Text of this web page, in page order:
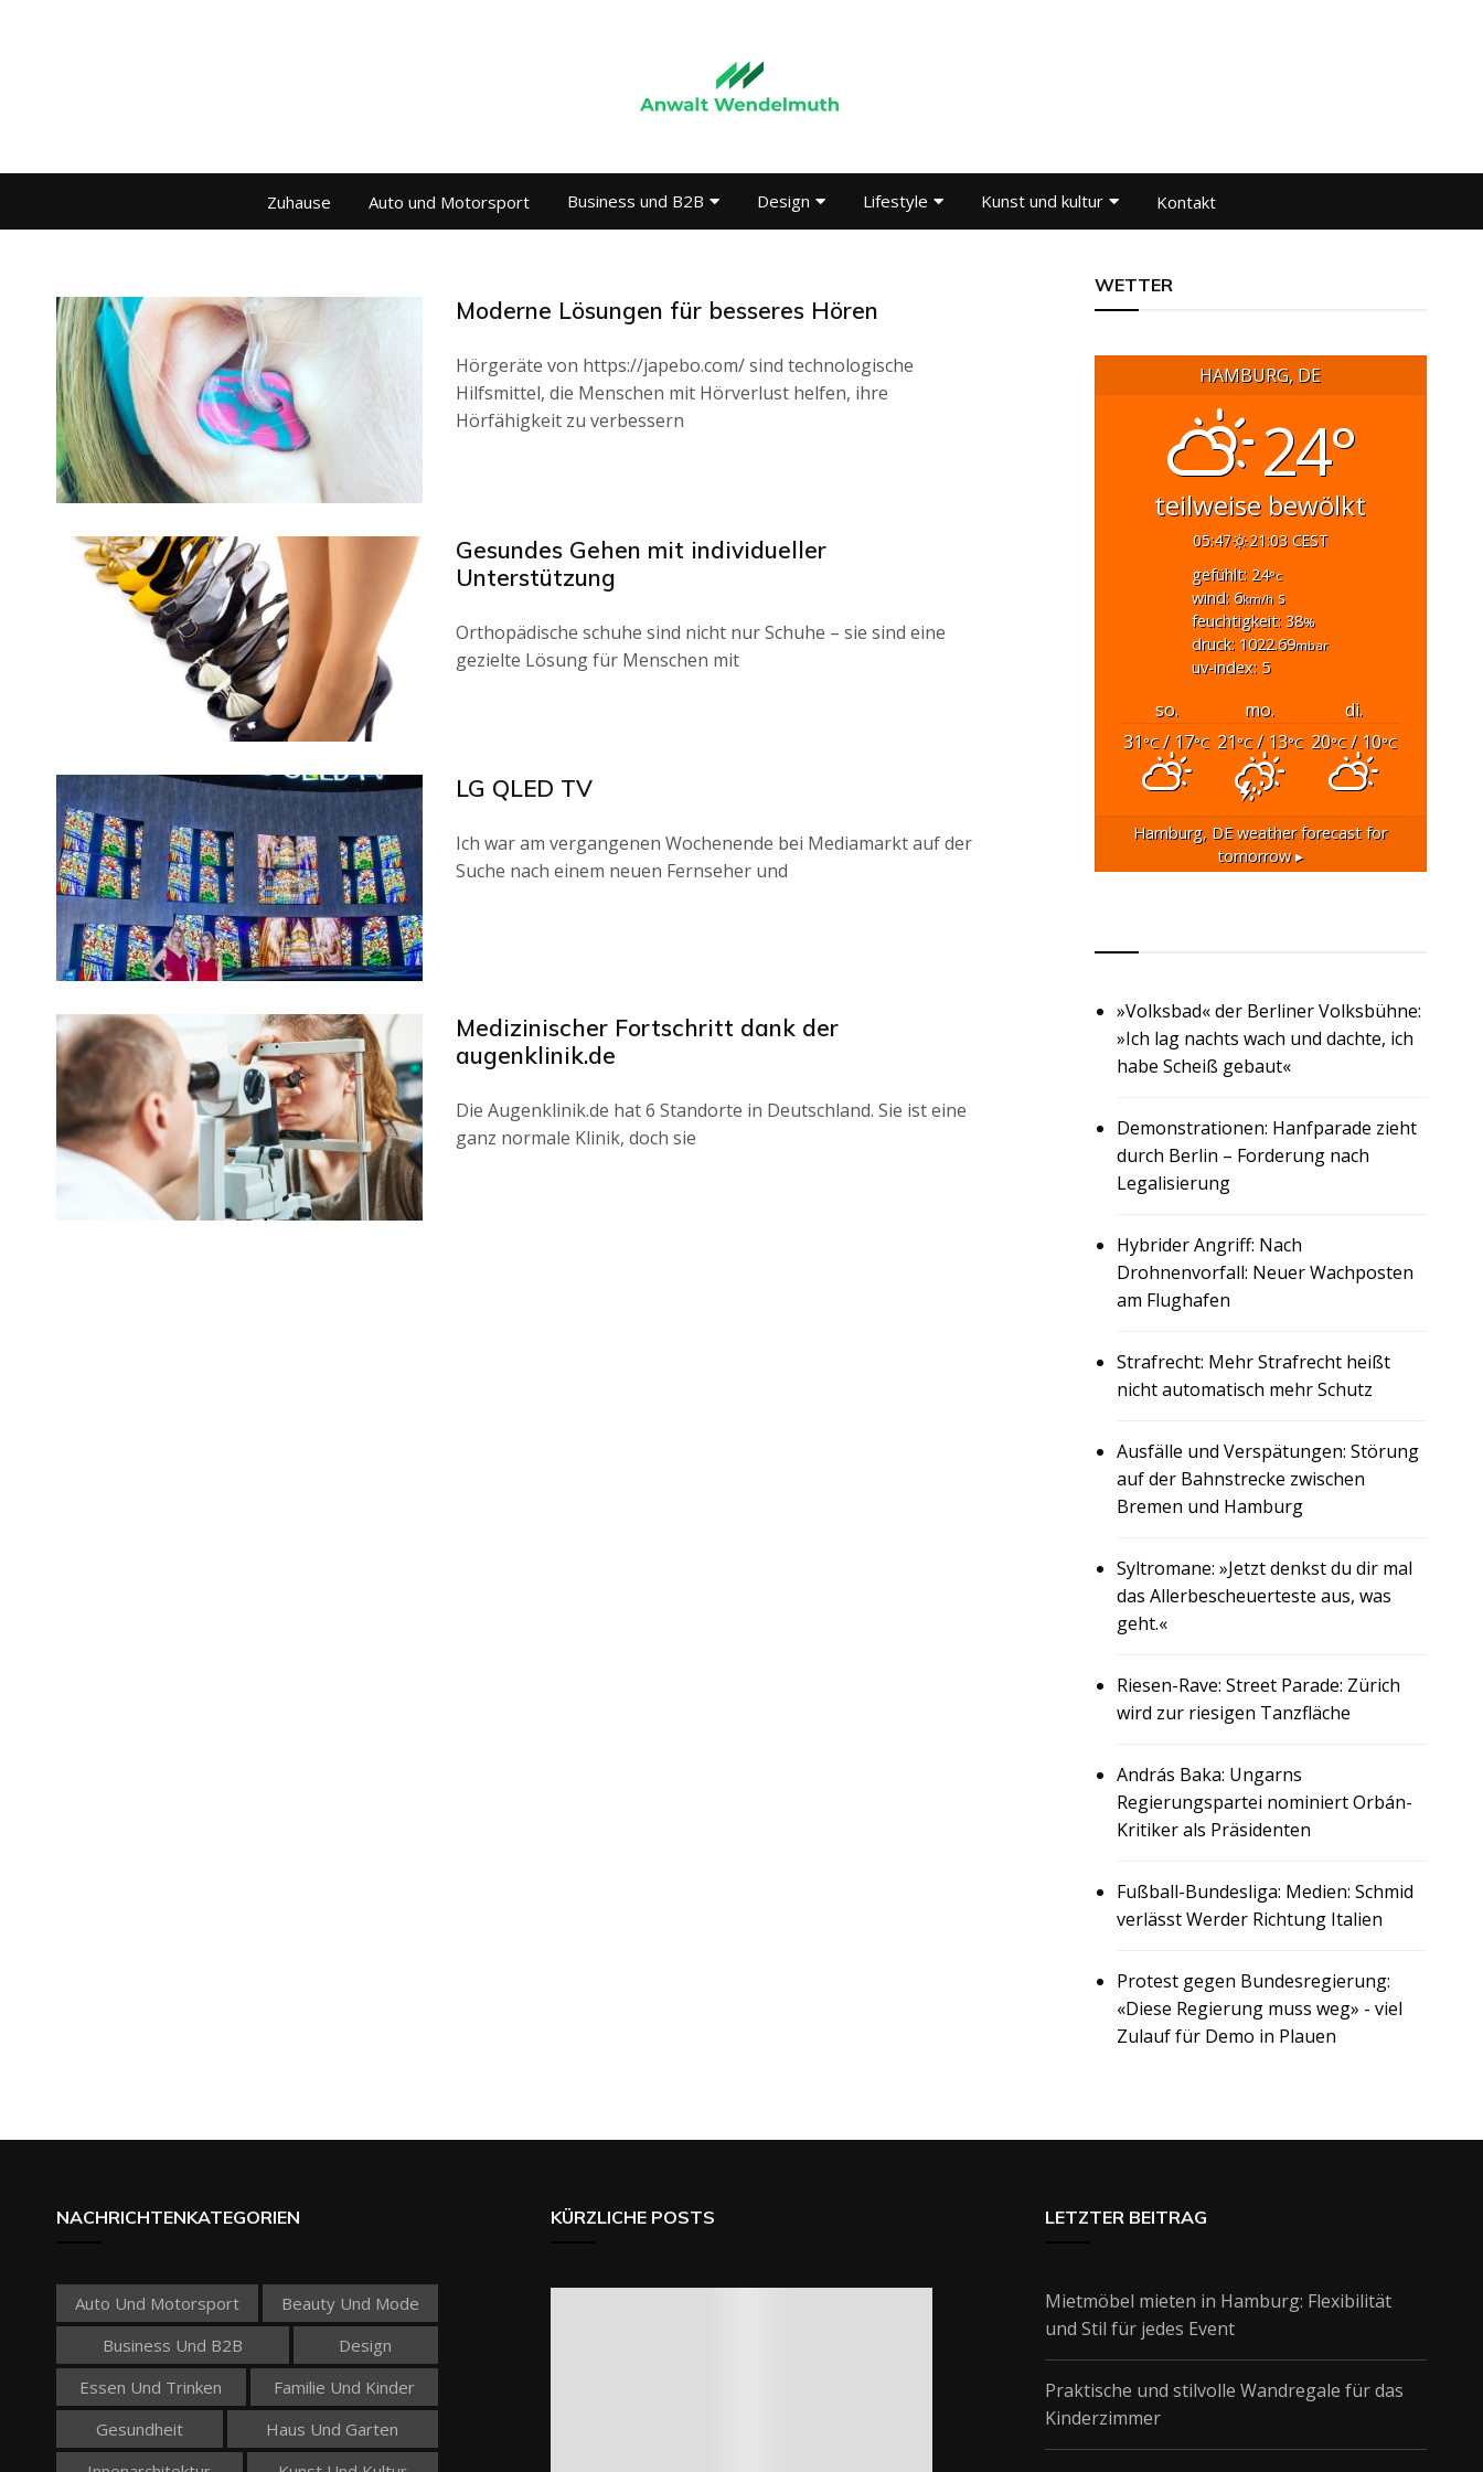
Zuhause Auto und Motorsport Business und B2B Design Lifestyle Kunst und kultur Kontakt
Moderne Lösungen für besseres Hören
Hörgeräte von https://japebo.com/ sind technologische
Hilfsmittel, die Menschen mit Hörverlust helfen, ihre
Hörfähigkeit zu verbessern
Gesundes Gehen mit individueller
Unterstützung
Orthopädische schuhe sind nicht nur Schuhe – sie sind eine
gezielte Lösung für Menschen mit
LG QLED TV
Ich war am vergangenen Wochenende bei Mediamarkt auf der
Suche nach einem neuen Fernseher und
Medizinischer Fortschritt dank der
augenklinik.de
Die Augenklinik.de hat 6 Standorte in Deutschland. Sie ist eine
ganz normale Klinik, doch sie
WETTER
HAMBURG, DE
24°
teilweise bewölkt
05:47
21:03 CEST
gefühlt: 24°c
wind: 6km/h s
feuchtigkeit: 38%
druck: 1022.69mbar
uv-index: 5
so. mo.
di.
31°C/ 17°C 21°C/ 13°C 20°C/ 10°C
Hamburg, DEweather forecast for
tomorrow ▸
»Volksbad« der Berliner Volksbühne:
»Ich lag nachts wach und dachte, ich
habe Scheiß gebaut«
Demonstrationen: Hanfparade zieht
durch Berlin – Forderung nach
Legalisierung
Hybrider Angriff: Nach
Drohnenvorfall: Neuer Wachposten
am Flughafen
Strafrecht: Mehr Strafrecht heißt
nicht automatisch mehr Schutz
Ausfälle und Verspätungen: Störung
auf der Bahnstrecke zwischen
Bremen und Hamburg
Syltromane: »Jetzt denkst du dir mal
das Allerbescheuerteste aus, was
geht.«
Riesen-Rave: Street Parade: Zürich
wird zur riesigen Tanzfläche
András Baka: Ungarns
Regierungspartei nominiert Orbán-
Kritiker als Präsidenten
Fußball-Bundesliga: Medien: Schmid
verlässt Werder Richtung Italien
Protest gegen Bundesregierung:
«Diese Regierung muss weg» - viel
Zulauf für Demo in Plauen
NACHRICHTENKATEGORIEN
Auto Und Motorsport
Beauty Und Mode
Business Und B2B
Design
Essen Und Trinken
Familie Und Kinder
Gesundheit
Haus Und Garten
KÜRZLICHE POSTS LETZTER BEITRAG
Mietmöbel mieten in Hamburg: Flexibilität
und Stil für jedes Event
Praktische und stilvolle Wandregale für das
Kinderzimmer